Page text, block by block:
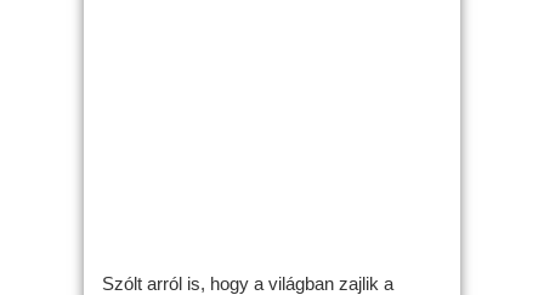
Szólt arról is, hogy a világban zajlik a